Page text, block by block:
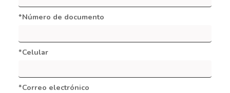
*Número de documento
*Celular
*Correo electrónico